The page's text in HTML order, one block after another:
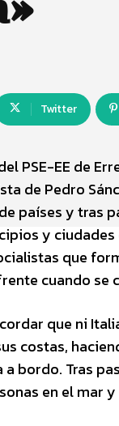
Twitter
PSE-EE de
de Pedro
países y tras
y
que
cuando se
que ni
costas,
bordo. Tras
en el mar